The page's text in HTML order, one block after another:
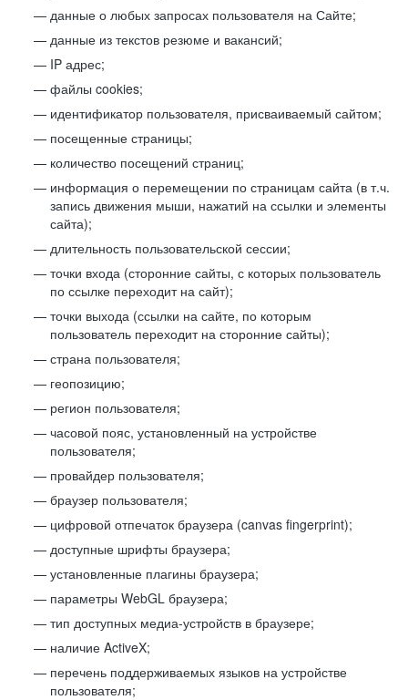
данные о любых запросах пользователя на Сайте;
данные из текстов резюме и вакансий;
IP адрес;
файлы cookies;
идентификатор пользователя, присваиваемый сайтом;
посещенные страницы;
количество посещений страниц;
информация о перемещении по страницам сайта (в т.ч.
запись движения мыши, нажатий на ссылки и элементы
сайта);
длительность пользовательской сессии;
точки входа (сторонние сайты, с которых пользователь
по ссылке переходит на сайт);
точки выхода (ссылки на сайте, по которым
пользователь переходит на сторонние сайты);
страна пользователя;
геопозицию;
регион пользователя;
часовой пояс, установленный на устройстве
пользователя;
провайдер пользователя;
браузер пользователя;
цифровой отпечаток браузера (canvas fingerprint);
доступные шрифты браузера;
установленные плагины браузера;
параметры WebGL браузера;
тип доступных медиа-устройств в браузере;
наличие ActiveX;
перечень поддерживаемых языков на устройстве
пользователя;